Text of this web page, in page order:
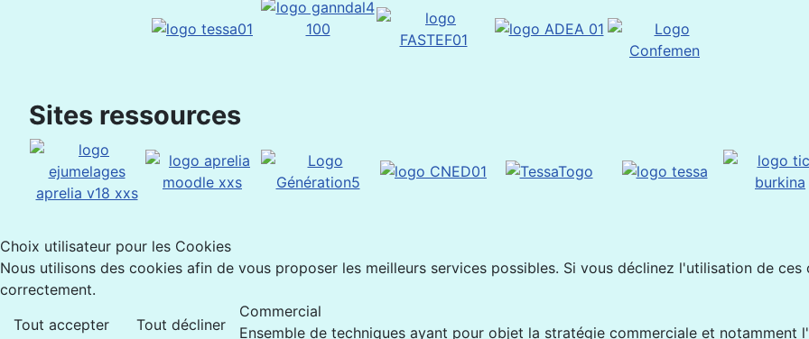
Sites ressources
Choix utilisateur pour les Cookies
Nous utilisons des cookies afin de vous proposer les meilleurs services possibles. Si vous déclinez l'utilisation de
correctement.
Tout accepter
Tout décliner
Commercial
Ensemble de techniques ayant pour objet la stratégie commerciale et notamment